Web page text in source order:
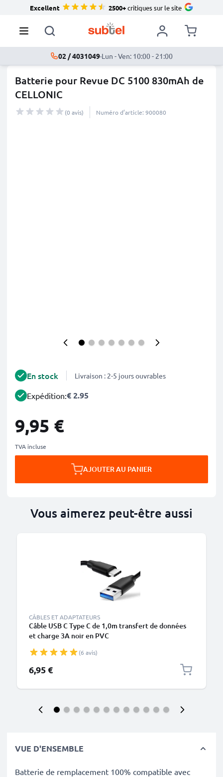
Excellent 2500+critiques sur le site
02 / 4031049·Lun - Ven: 10:00 - 21:00
Batterie pour Revue DC 5100 830mAh de
CELLONIC
(0 avis) Numéro d’article: 900080
En stock Livraison : 2-5 jours ouvrables
Expédition:€ 2.95
9,95 €
TVA incluse
AJOUTER AU PANIER
Vous aimerez peut-être aussi
CÂBLES ET ADAPTATEURS
Câble USB C Type C de 1,0m transfert de données
et charge 3A noir en PVC
(6 avis)
6,95 €
VUE D'ENSEMBLE
Batterie de remplacement 100% compatible avec